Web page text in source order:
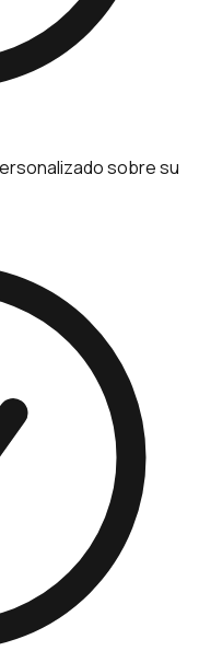
sobre su